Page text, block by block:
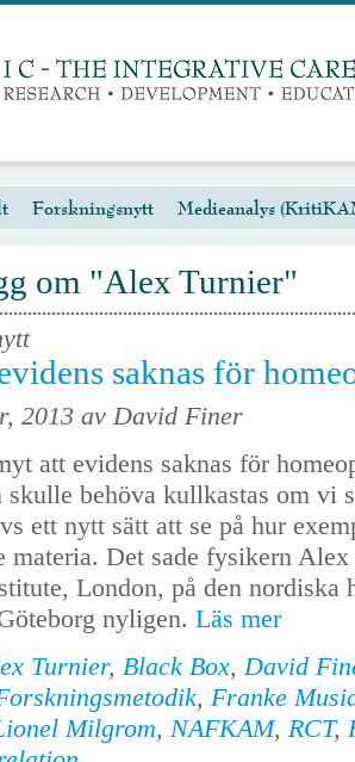
Forskningsnytt Medieanalys
om "Alex Turnier"
saknas för
2013 av David Finer
att evidens saknas för
skulle behöva kullkastas om vi
ett nytt sätt att se på hur
materia. Det sade fysikern
London, på den nordiska
nyligen. Läs mer
Turnier, Black Box,David
, Franke
Milgrom, NAFKAM, RCT,